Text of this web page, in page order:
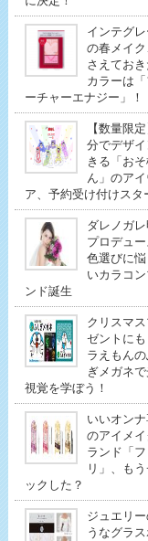
インテグレ
の春メイク
さえてお
カラーは「
ーチャーエナジー」！
【数量限
分でデザ
きる「おそ
ん」のアイ
ア、予約受け付けスタ
ダレノガ
プロデュー
色選びに悩
いカラコン
ンド誕生
クリスマ
ゼントにも
ラえもんの
ぎメガネで
視覚を学ぼう！
いいオンナ
のアイメ
ランド「
リ」、も
ックした？
ジュエリー
うなグラ